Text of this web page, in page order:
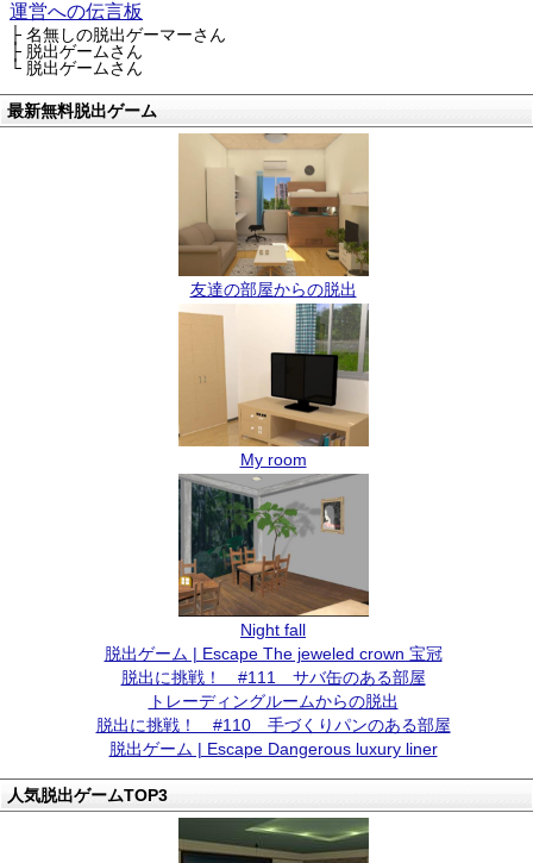
運営への伝言板
├ 名無しの脱出ゲーマーさん
├ 脱出ゲームさん
└ 脱出ゲームさん
最新無料脱出ゲーム
友達の部屋からの脱出
My room
Night fall
脱出ゲーム | Escape The jeweled crown 宝冠
脱出に挑戦！ #111 サバ缶のある部屋
トレーディングルームからの脱出
脱出に挑戦！ #110 手づくりパンのある部屋
脱出ゲーム | Escape Dangerous luxury liner
人気脱出ゲームTOP3